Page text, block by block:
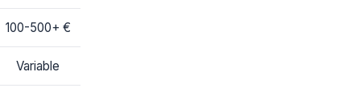
100-500+ €
Variable